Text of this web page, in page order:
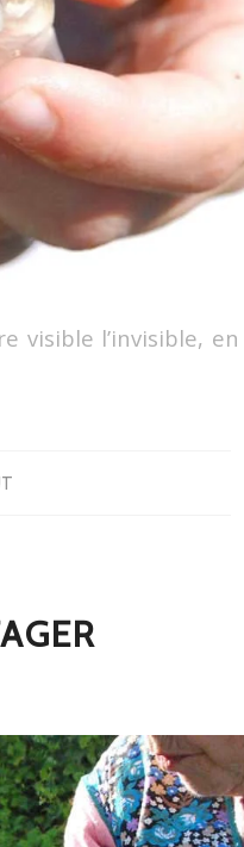
visible l’invisible,